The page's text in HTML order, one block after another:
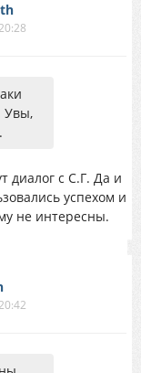
Увы,
диалог с С.Г. Да и
успехом и
не интересны.